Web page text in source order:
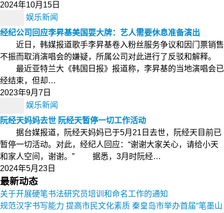
2024年10月15日
娱乐新闻
经纪公司回应李昇基美国耍大牌：艺人需要休息准备演出
近日，韩媒报道歌手李昇基卷入粉丝服务争议和因门票销售
不振而取消演唱会的嫌疑，所属公司对此进行了反驳和解释。
最近亚特兰大《韩国日报》报道称，李昇基的当地演唱会已
经结束，但却…
2023年9月7日
娱乐新闻
阮经天妈妈去世 阮经天暂停一切工作活动
据台媒报道，阮经天妈妈已于5月21日去世，阮经天目前已
暂停一切活动。对此，经纪人回应：“谢谢大家关心，请给小天
和家人空间，谢谢。” 据悉，3月时阮经…
2024年5月23日
最新动态
关于开展硬笔书法研究员培训和命名工作的通知
规范汉字书写能力 提高市民文化素质 秦皇岛市举办首届“笔墨山